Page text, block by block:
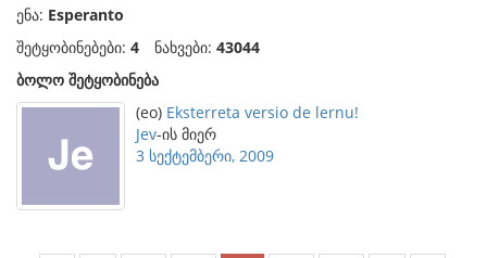
ენა: Esperanto
შეტყობინებები: 4 ნახვები: 43044
ბოლო შეტყობინება
(eo) Eksterreta versio de lernu!
Jev-ის მიერ
3 სექტემბერი, 2009